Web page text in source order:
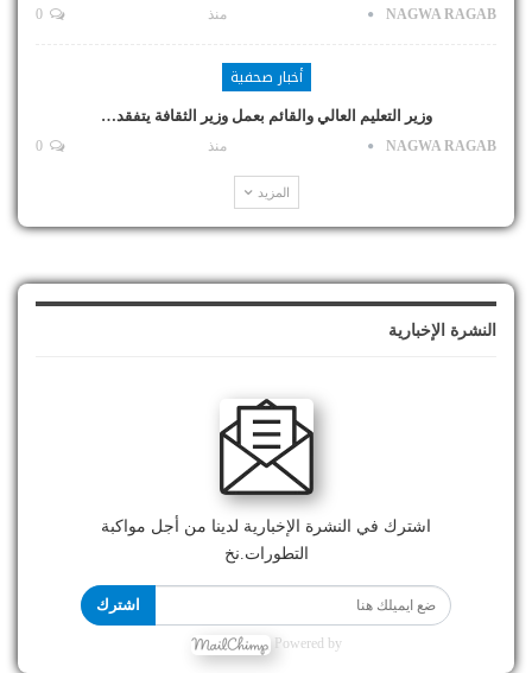
NAGWA RAGAB منذ
أخبار صحفية
وزير التعليم العالي والقائم بعمل وزير الثقافة يتفقد…
NAGWA RAGAB منذ
المزيد
النشرة الإخبارية
اشترك في النشرة الإخبارية لدينا من أجل مواكبة
التطورات.نخ
اشترك
Powered by